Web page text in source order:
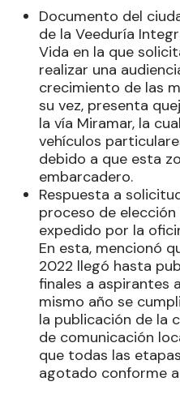
Documento del
de la Veeduría
Vida en la que
realizar una
crecimiento de las
su vez, presenta
la vía Miramar, la
vehículos
debido a que esta
embarcadero.
Respuesta a
proceso de
expedido por la
En esta, mencionó
2022 llegó hasta
finales a aspirantes
mismo año se
la publicación de la
de comunicación
que todas las
agotado conforme